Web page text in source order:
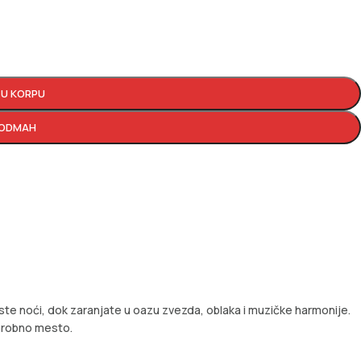
KORPU
noći, dok zaranjate u oazu zvezda, oblaka i muzičke harmonije.
mesto.